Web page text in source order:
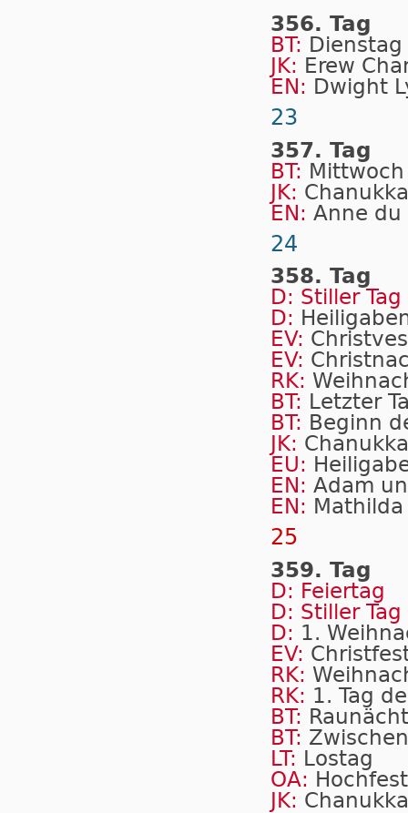
356. Tag
BT:
JK: Erew
EN: Dwight
23
357. Tag
BT:
JK: Chanukka
EN: Anne du
24
358. Tag
D: Stiller Tag
D:
EV:
EV:
RK:
BT: Letzter
BT: Beginn
JK: Chanukka
EU:
EN: Adam
EN:
25
359. Tag
D: Feiertag
D: Stiller Tag
D: 1.
EV:
RK:
RK: 1. Tag
BT:
BT:
LT: Lostag
OA:
JK: Chanukka